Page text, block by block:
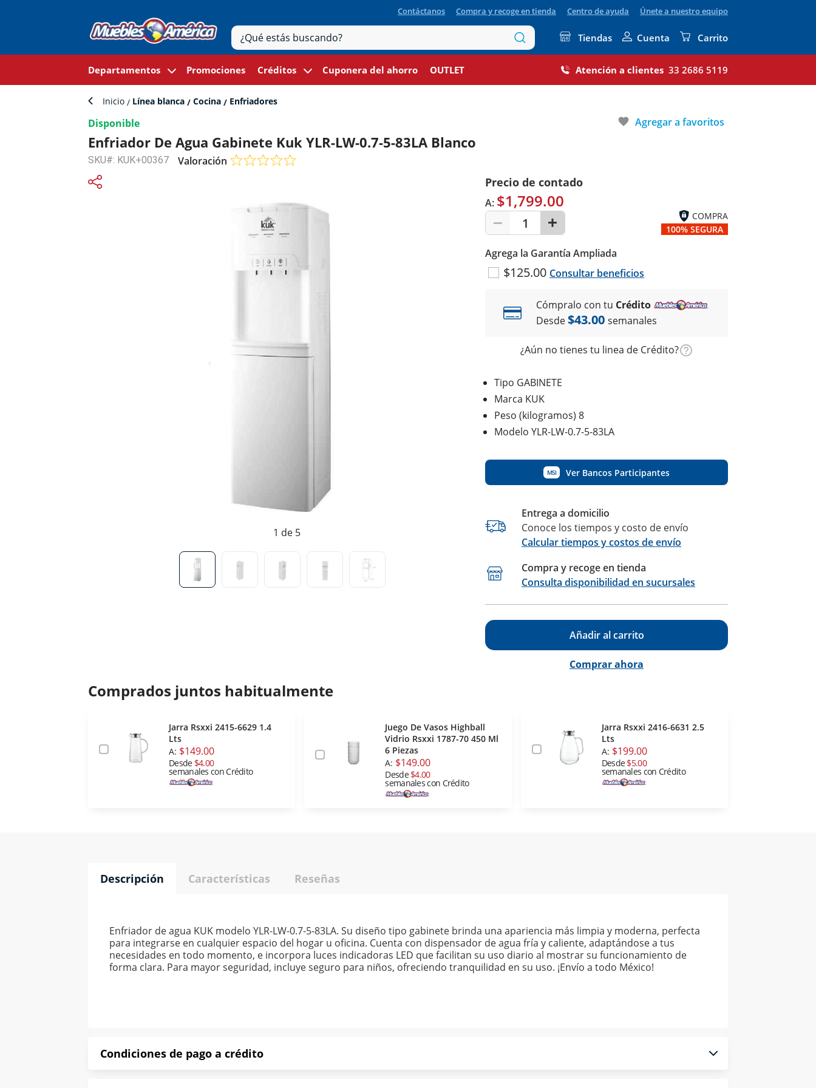
Contáctanos Compra y recoge en tienda Centro de ayuda Únete a nuestro equipo
Tiendas Cuenta Carrito
Departamentos Promociones Créditos Cuponera del ahorro OUTLET Atención a clientes 33 2686 5119
Inicio Línea blanca Cocina Enfriadores
favorite Agregar a favoritos
1 de 5
Disponible
Enfriador De Agua Gabinete Kuk YLR-LW-0.7-5-83LA Blanco
SKU#: KUK+00367 Valoración
Precio de contado
A: $1,799.00
1
COMPRA
100% SEGURA
Agrega la Garantía Ampliada
$125.00 Consultar beneficios
Cómpralo con tu Crédito
Desde$43.00 semanales
¿Aún no tienes tu linea de Crédito?
Tipo GABINETE
Marca KUK
Peso (kilogramos) 8
Modelo YLR-LW-0.7-5-83LA
MSI Ver Bancos Participantes
Entrega a domicilio
Conoce los tiempos y costo de envío
Calcular tiempos y costos de envío
Compra y recoge en tienda
Consulta disponibilidad en sucursales
Añadir al carrito
Comprar ahora
Comprados juntos habitualmente
Jarra Rsxxi 2415-6629 1.4
Lts
A: $149.00
Desde $4.00
semanales con Crédito
Juego De Vasos Highball
Vidrio Rsxxi 1787-70 450 Ml
6 Piezas
A: $149.00
Desde$4.00
semanales con Crédito
Jarra Rsxxi 2416-6631 2.5
Lts
A: $199.00
Desde$5.00
semanales con Crédito
Descripción Características Reseñas
Enfriador de agua KUK modelo YLR-LW-0.7-5-83LA. Su diseño tipo gabinete brinda una apariencia más limpia y moderna, perfecta
para integrarse en cualquier espacio del hogar u oficina. Cuenta con dispensador de agua fría y caliente, adaptándose a tus
necesidades en todo momento, e incorpora luces indicadoras LED que facilitan su uso diario al mostrar su funcionamiento de
forma clara. Para mayor seguridad, incluye seguro para niños, ofreciendo tranquilidad en su uso. ¡Envío a todo México!
Condiciones de pago a crédito